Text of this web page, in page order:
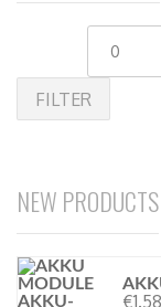
FILTER
NEW PRODUCTS
€